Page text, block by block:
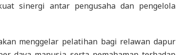
sinergi antar pengusaha dan pengelola
menggelar pelatihan bagi relawan dapur